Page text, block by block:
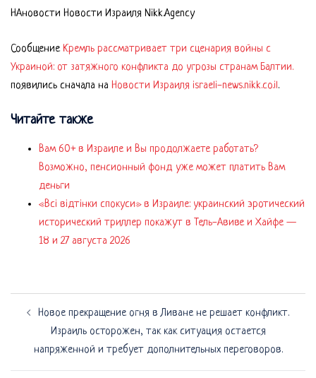
НАновости Новости Израиля Nikk.Agency
СообщениеКремль рассматривает три сценария войны с
Украиной: от затяжного конфликта до угрозы странам Балтии.
появились сначала на Новости Израиля israeli-news.nikk.co.il.
Читайте также
Вам 60+ в Израиле и Вы продолжаете работать?
Возможно, пенсионный фонд уже может платить Вам
деньги
«Всі відтінки спокуси» в Израиле: украинский эротический
исторический триллер покажут в Тель-Авиве и Хайфе —
18 и 27 августа 2026
записям
Новое прекращение огня в Ливане не решает конфликт.
Израиль осторожен, так как ситуация остается
напряженной и требует дополнительных переговоров.